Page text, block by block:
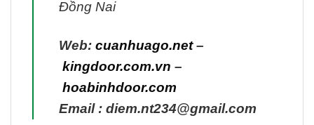
Đồng Nai
Web: cuanhuago.net–
kingdoor.com.vn –
hoabinhdoor.com
Email : diem.nt234@gmail.com